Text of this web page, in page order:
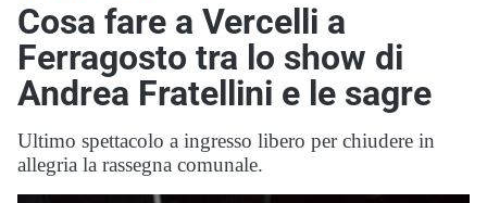
Cosa fare a Vercelli a
Ferragosto tra lo show di
Andrea Fratellini e le sagre
Ultimo spettacolo a ingresso libero per chiudere in
allegria la rassegna comunale.